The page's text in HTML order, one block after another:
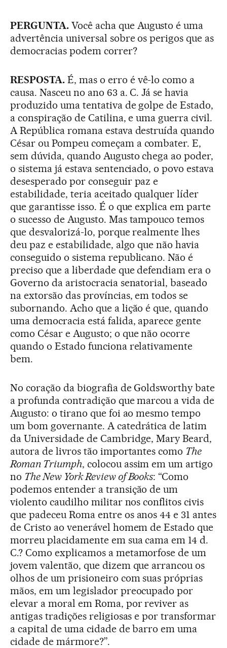
PERGUNTA.Você acha que Augusto é uma
advertência universal sobre os perigos que as
democracias podem correr?
RESPOSTA.É, mas o erro é vê-lo como a
causa. Nasceu no ano 63 a. C. Já se havia
produzido uma tentativa de golpe de Estado,
a conspiração de Catilina, e uma guerra civil.
A República romana estava destruída quando
César ou Pompeu começam a combater. E,
sem dúvida, quando Augusto chega ao poder,
o sistema já estava sentenciado, o povo estava
desesperado por conseguir paz e
estabilidade, teria aceitado qualquer líder
que garantisse isso. É o que explica em parte
o sucesso de Augusto. Mas tampouco temos
que desvalorizá-lo, porque realmente lhes
deu paz e estabilidade, algo que não havia
conseguido o sistema republicano. Não é
preciso que a liberdade que defendiam era o
Governo da aristocracia senatorial, baseado
na extorsão das províncias, em todos se
subornando. Acho que a lição é que, quando
uma democracia está falida, aparece gente
como César e Augusto; o que não ocorre
quando o Estado funciona relativamente
bem.
No coração da biografia de Goldsworthy bate
a profunda contradição que marcou a vida de
Augusto: o tirano que foi ao mesmo tempo
um bom governante. A catedrática de latim
da Universidade de Cambridge, Mary Beard,
autora de livros tão importantes como The
Roman Triumph, colocou assim em um artigo
no The New York Review of Books: “Como
podemos entender a transição de um
violento caudilho militar nos conflitos civis
que padeceu Roma entre os anos 44 e 31 antes
de Cristo ao venerável homem de Estado que
morreu placidamente em sua cama em 14 d.
C.? Como explicamos a metamorfose de um
jovem valentão, que dizem que arrancou os
olhos de um prisioneiro com suas próprias
mãos, em um legislador preocupado por
elevar a moral em Roma, por reviver as
antigas tradições religiosas e por transformar
a capital de uma cidade de barro em uma
cidade de mármore?”.